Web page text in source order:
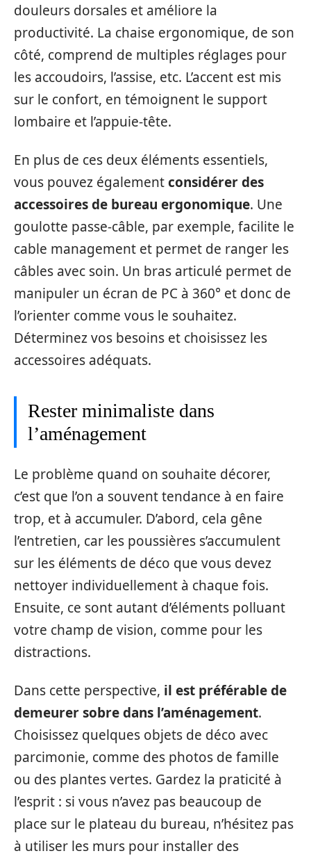
douleurs dorsales et améliore la
productivité. La chaise ergonomique, de son
côté, comprend de multiples réglages pour
les accoudoirs, l’assise, etc. L’accent est mis
sur le confort, en témoignent le support
lombaire et l’appuie-tête.
En plus de ces deux éléments essentiels,
vous pouvez égalementconsidérer des
accessoires de bureau ergonomique. Une
goulotte passe-câble, par exemple, facilite le
cable management et permet de ranger les
câbles avec soin. Un bras articulé permet de
manipuler un écran de PC à 360° et donc de
l’orienter comme vous le souhaitez.
Déterminez vos besoins et choisissez les
accessoires adéquats.
Rester minimaliste dans
l’aménagement
Le problème quand on souhaite décorer,
c’est que l’on a souvent tendance à en faire
trop, et à accumuler. D’abord, cela gêne
l’entretien, car les poussières s’accumulent
sur les éléments de déco que vous devez
nettoyer individuellement à chaque fois.
Ensuite, ce sont autant d’éléments polluant
votre champ de vision, comme pour les
distractions.
Dans cette perspective, il est préférable de
demeurer sobre dans l’aménagement.
Choisissez quelques objets de déco avec
parcimonie, comme des photos de famille
ou des plantes vertes. Gardez la praticité à
l’esprit : si vous n’avez pas beaucoup de
place sur le plateau du bureau, n’hésitez pas
à utiliser les murs pour installer des